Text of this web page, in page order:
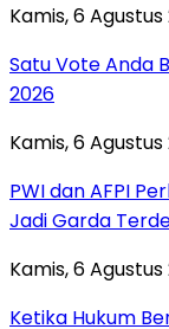
Kamis, 6
Satu Vote Anda
2026
Kamis, 6 Agustus
PWI dan AFPI
Jadi Garda
Kamis, 6
Ketika Hukum